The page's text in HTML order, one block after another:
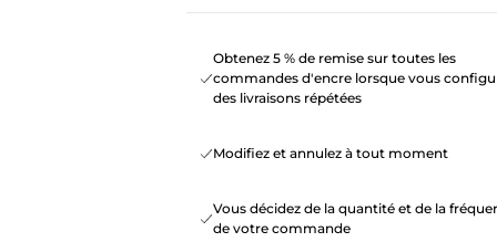
Obtenez 5 % de remise sur toutes les
commandes d'encre lorsque vous
des livraisons répétées
Modifiez et annulez à tout moment
Vous décidez de la quantité et de la
de votre commande